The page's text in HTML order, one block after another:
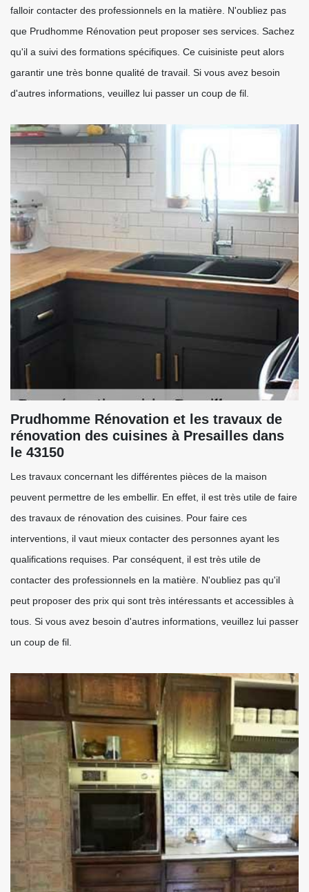
falloir contacter des professionnels en la matière. N'oubliez pas
que Prudhomme Rénovation peut proposer ses services. Sachez
qu'il a suivi des formations spécifiques. Ce cuisiniste peut alors
garantir une très bonne qualité de travail. Si vous avez besoin
d'autres informations, veuillez lui passer un coup de fil.
Prudhomme Rénovation et les travaux de
rénovation des cuisines à Presailles dans
le 43150
Les travaux concernant les différentes pièces de la maison
peuvent permettre de les embellir. En effet, il est très utile de faire
des travaux de rénovation des cuisines. Pour faire ces
interventions, il vaut mieux contacter des personnes ayant les
qualifications requises. Par conséquent, il est très utile de
contacter des professionnels en la matière. N'oubliez pas qu'il
peut proposer des prix qui sont très intéressants et accessibles à
tous. Si vous avez besoin d'autres informations, veuillez lui passer
un coup de fil.